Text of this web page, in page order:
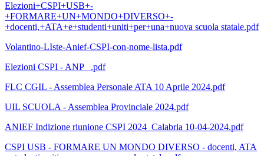
Elezioni+CSPI+USB+-
+FORMARE+UN+MONDO+DIVERSO+-
+docenti,+ATA+e+studenti+uniti+per+una+nuova scuola statale.pdf
Volantino-LIste-Anief-CSPI-con-nome-lista.pdf
Elezioni CSPI - ANP _.pdf
FLC CGIL - Assemblea Personale ATA 10 Aprile 2024.pdf
UIL SCUOLA - Assemblea Provinciale 2024.pdf
ANIEF Indizione riunione CSPI 2024_Calabria 10-04-2024.pdf
CSPI USB - FORMARE UN MONDO DIVERSO - docenti, ATA